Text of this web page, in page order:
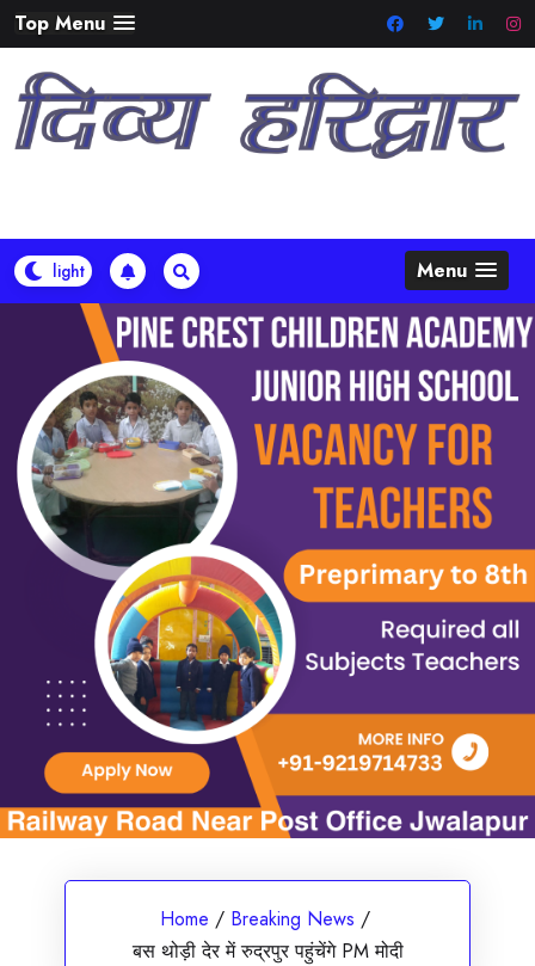
Skip
to
content
Top Menu
Menu
Home / Breaking News /
बस थोड़ी देर में रुद्रपुर पहुंचेंगे PM मोदी